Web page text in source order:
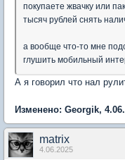
покупаете жвачку или
тысяч рублей снять
а вообще что-то мне
глушить мобильный
А я говорил что нал
Изменено: Georgik,
matrix
4.06.2025